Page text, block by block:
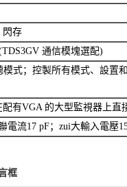
閃存
通信模塊選配)
式；控製所有模式、設置
有VGA 的大型監視器上直
流17 pF；zui大輸入電壓
框